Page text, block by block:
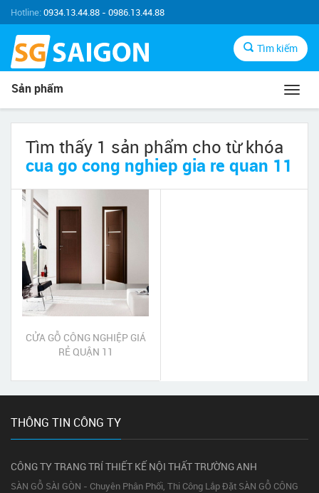
Hotline:0934.13.44.88 - 0986.13.44.88
Tìm kiếm
Sản phẩm
Tìm thấy 1 sản phẩm cho từ khóa
cua go cong nghiep gia re quan 11
CỬA GỖ CÔNG NGHIỆP GIÁ
RẺ QUẬN 11
THÔNG TIN CÔNG TY
CÔNG TY TRANG TRÍ THIẾT KẾ NỘI THẤT TRƯỜNG ANH
SÀN GỖ SÀI GÒN - Chuyên Phân Phối, Thi Công Lắp Đặt SÀN GỖ CÔNG